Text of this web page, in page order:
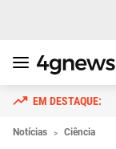
Notícias Ciência